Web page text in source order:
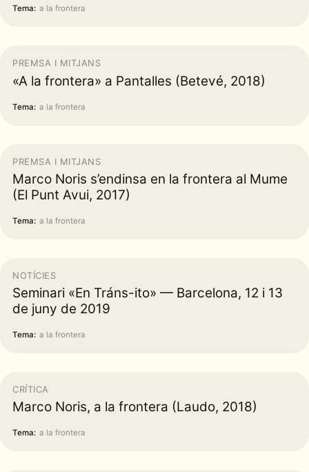
Tema: a la frontera
PREMSA I MITJANS
«A la frontera» a Pantalles (Betevé, 2018)
Tema: a la frontera
PREMSA I MITJANS
Marco Noris s’endinsa en la frontera al Mume
(El Punt Avui, 2017)
Tema: a la frontera
NOTÍCIES
Seminari «En Tráns-ito» — Barcelona, 12 i 13
de juny de 2019
Tema: a la frontera
CRÍTICA
Marco Noris, a la frontera (Laudo, 2018)
Tema: a la frontera